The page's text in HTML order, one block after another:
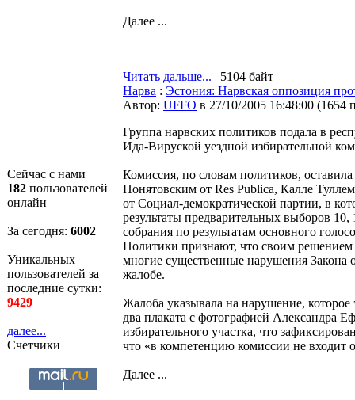
Сейчас с нами
182 пользователей
онлайн
За сегодня: 6002
Уникальных
пользователей за
последние сутки:
9429
далее...
Счетчики
Далее ...
Читать дальше... | 5104 байт
Нарва : Эстония: Нарвская оппозиция
Автор: UFFO в 27/10/2005 16:48:00 (1654
Группа нарвских политиков подала в
Ида-Вируской уездной избирательной
Комиссия, по словам политиков,
Понятовским от Res Publica, Калле
от Социал-демократической партии, в
результаты предварительных выборов 10,
собрания по результатам основного
Политики признают, что своим решением
многие существенные нарушения Закона
жалобе.
Жалоба указывала на нарушение,
два плаката с фотографией Александра
избирательного участка, что
что «в компетенцию комиссии не входит
Далее ...